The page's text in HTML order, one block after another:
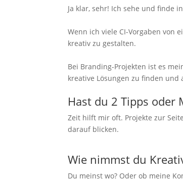
Ja klar, sehr! Ich sehe und finde
Wenn ich viele CI-Vorgaben von
kreativ zu gestalten.
Bei Branding-Projekten ist es
kreative Lösungen zu finden und
Hast du 2 Tipps oder
Zeit hilft mir oft. Projekte zur
darauf blicken.
Wie nimmst du
Du meinst wo? Oder ob meine